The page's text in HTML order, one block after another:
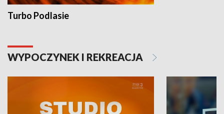
Turbo Podlasie
WYPOCZYNEK I REKREACJA